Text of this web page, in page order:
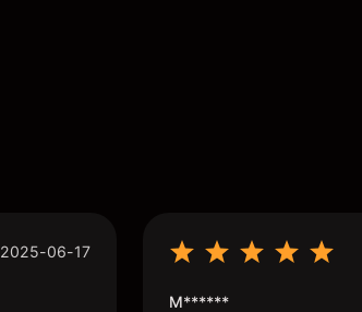
2025-06-17
M******